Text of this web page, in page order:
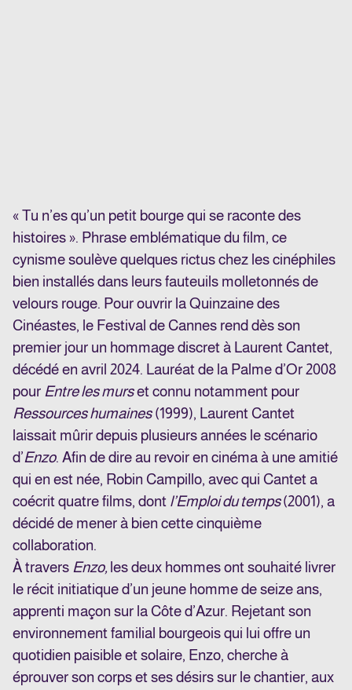
« Tu n’es qu’un petit bourge qui se raconte des
histoires ». Phrase emblématique du film, ce
cynisme soulève quelques rictus chez les cinéphiles
bien installés dans leurs fauteuils molletonnés de
velours rouge. Pour ouvrir la Quinzaine des
Cinéastes, le Festival de Cannes rend dès son
premier jour un hommage discret à Laurent Cantet,
décédé en avril 2024. Lauréat de la Palme d’Or 2008
pour Entre les murset connu notamment pour
Ressources humaines(1999), Laurent Cantet
laissait mûrir depuis plusieurs années le scénario
d’Enzo. Afin de dire au revoir en cinéma à une amitié
qui en est née, Robin Campillo, avec qui Cantet a
coécrit quatre films, dont l’Emploi du temps(2001), a
décidé de mener à bien cette cinquième
collaboration.
À travers Enzo, les deux hommes ont souhaité livrer
le récit initiatique d’un jeune homme de seize ans,
apprenti maçon sur la Côte d’Azur. Rejetant son
environnement familial bourgeois qui lui offre un
quotidien paisible et solaire, Enzo, cherche à
éprouver son corps et ses désirs sur le chantier, aux